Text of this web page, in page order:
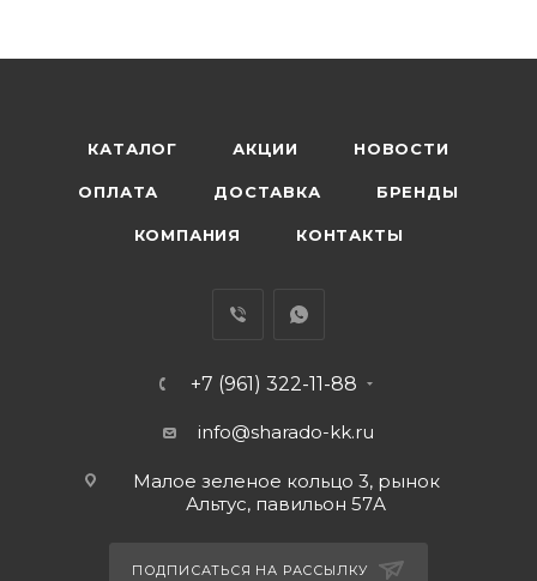
КАТАЛОГ АКЦИИ НОВОСТИ
ОПЛАТА ДОСТАВКА БРЕНДЫ
КОМПАНИЯ КОНТАКТЫ
+7 (961) 322-11-88
info@sharado-kk.ru
Малое зеленое кольцо 3, рынок
Альтус, павильон 57А
ПОДПИСАТЬСЯ НА РАССЫЛКУ